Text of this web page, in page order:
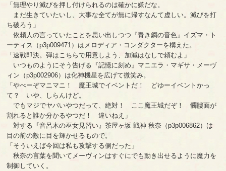
「無理やり滅びを押し付けられるのは確かに嫌だな。
まだ生きていたいし、大事な全てが無に帰すなんて虚しい。滅びを打
ち破ろう」
依頼人の言っていたことを思い出しつつ『青き鋼の音色』イズマ・ト
ーティス（p3p009471）はメロディア・コンダクターを構えた。
「速戦即決。弾はこちらで用意しよう、加減はなしで頼むよ」
いつものようにそう告げる『記憶に刻め』マニエラ・マギサ・メーヴ
ィン（p3p002906）は化神機星を広げて微笑み。
「やべーぞマニマニ！ 魔王城でイベントだ！ どゆーイベントかっ
て？ いや、しらんけど。
でもマジでヤバいやつだって、絶対！ ここ魔王城だぞ！ 髑髏面が
割れると誰か分かるやつだ！ 違いねえ」
対する『音呂木の巫女見習い』茶屋ヶ坂 戦神 秋奈（p3p006862）は
目の前の敵に目を輝かせるもので。
「そういえば今回は私も攻撃する側だった」
秋奈の言葉を聞いてメーヴィンはすぐにでも動き出せるように魔力を
制御していく。